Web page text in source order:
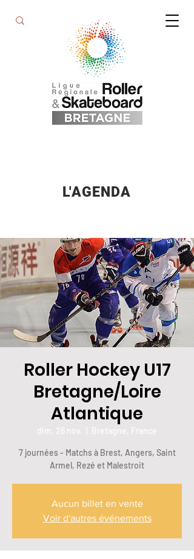
Roller Hockey U17
Bretagne/Loire
Atlantique
dim. 26 nov. Bretagne, France
7 journées - Matchs à Brest, Angers, Saint
Armel, Rezé et Malestroit
Aucun billet en vente
Voir d'autres événements
L'AGENDA